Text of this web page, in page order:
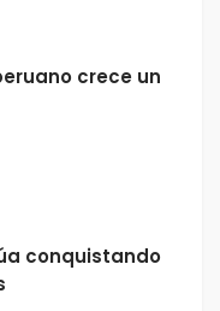
crece un
conquistando